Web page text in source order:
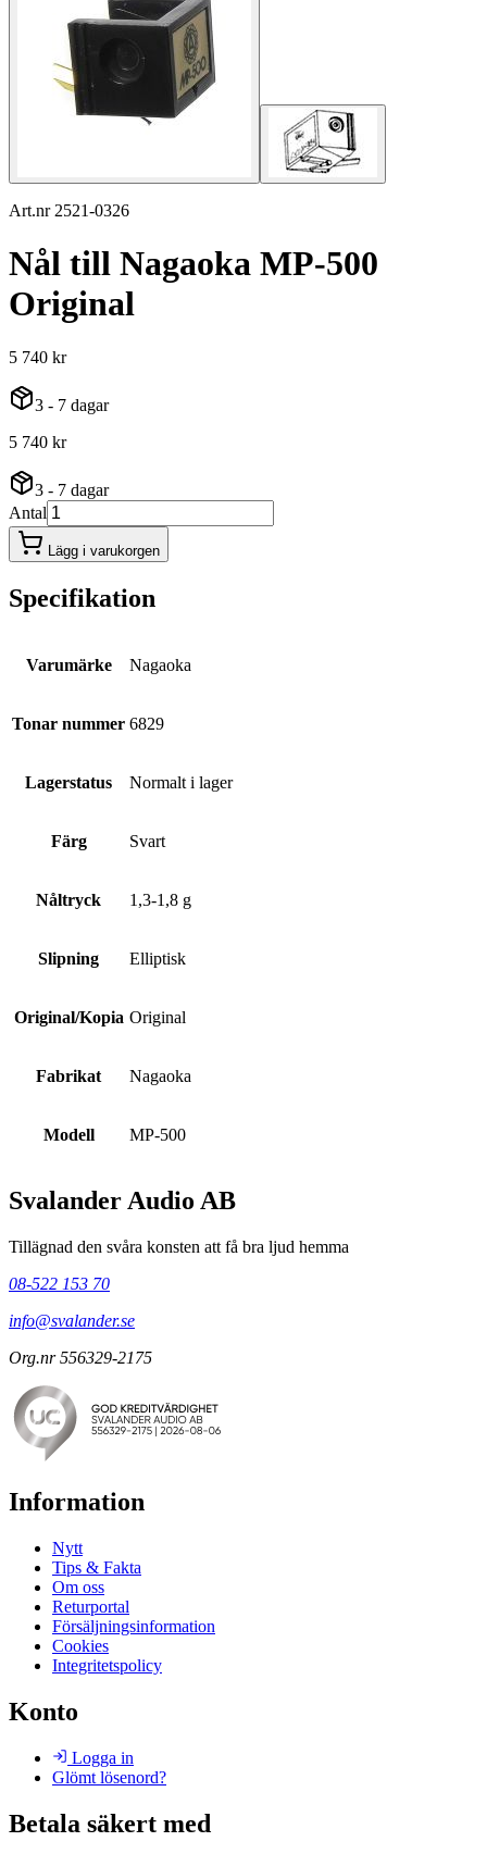
Art.nr 2521-0326
Nål till Nagaoka MP-500
Original
5 740 kr
3 - 7 dagar
5 740 kr
3 - 7 dagar
Antal
Lägg i varukorgen
Specifikation
Varumärke Nagaoka
Tonar nummer 6829
Lagerstatus Normalt i lager
Färg Svart
Nåltryck 1,3-1,8 g
Slipning Elliptisk
Original/Kopia Original
Fabrikat Nagaoka
Modell MP-500
Svalander Audio AB
Tillägnad den svåra konsten att få bra ljud hemma
08-522 153 70
info@svalander.se
Org.nr 556329-2175
Information
Nytt
Tips & Fakta
Om oss
Returportal
Försäljningsinformation
Cookies
Integritetspolicy
Konto
Logga in
Glömt lösenord?
Betala säkert med